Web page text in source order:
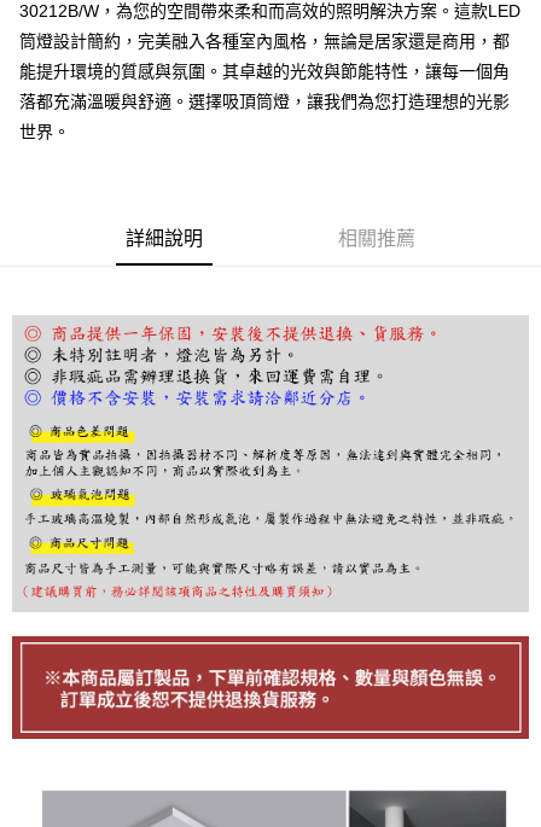
AFTEE先享後付
相關說明
【關於「AFTEE先享後付」】
AFTEE先享後付是「在收到商品之後才付款」的支付方式。 讓您購物簡單
便利好安心！
【「AFTEE先享後付」結帳流程】
２．訂單成立數日內，您將收到繳費通知簡訊。
３．收到繳費通知簡訊後14天內，點擊此簡訊中的連結，可透過四大超商／
ATM／網路銀行／等多元方式進行付款，方視為交易完成。
※ 請注意：結帳手續完成當下不需立刻繳費，但若您需要取消訂單，請聯絡
購買商品的店家。未經商家同意取消之訂單仍視為有效，需透過AFTEE先享
後付繳納相關費用。
※ 交易是否成功請以「AFTEE先享後付 」之結帳頁面顯示為準，若有關於
是否繳費成功／繳費後需取消欲退款等相關疑問，請聯繫「AFTEE先享後付
客戶支援中心」https://netprotections.freshdesk.com/support/home
【注意事項】
１．透過由恩沛科技股份有限公司提供之「AFTEE先享後付」服務完成之交
易，需依本服務之必要範圍內提供個人資料，並將交易相關給付款項請求債
權轉讓予恩沛科技股份有限公司。
https://aftee.tw/terms/#terms3
３．未成年的使用者請事先徵得法定代理人或監護人之同意方可使用
「AFTEE先享後付」，若未經同意申辦者引起之損失，本公司不負相關責
４．使用「AFTEE先享後付」時，將依據個別帳號之用戶狀況，依本公司即
５．嚴禁一人註冊多個帳號或使用他人資訊註冊。若發現惡意使用之情形，
恩沛科技股份有限公司將有權停止該用戶之使用額度並採取法律行動。
每筆NT$180，滿NT$5,000(含以上)免運費
30212B/W，為您的空間帶來柔和而高效的照明解決方案。這款LED
筒燈設計簡約，完美融入各種室內風格，無論是居家還是商用，都
能提升環境的質感與氛圍。其卓越的光效與節能特性，讓每一個角
落都充滿溫暖與舒適。選擇吸頂筒燈，讓我們為您打造理想的光影
世界。
詳細說明 相關推薦